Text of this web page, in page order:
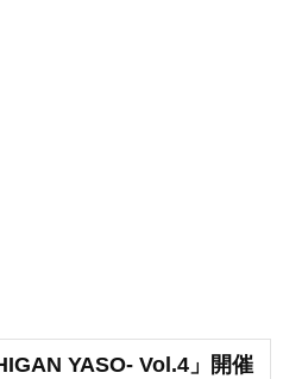
YASO- Vol.4」開催